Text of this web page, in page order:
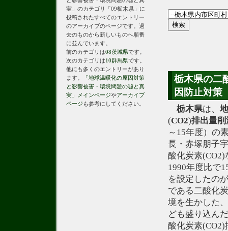
栃木県の二
因防止対策
栃木県は、
(CO2)排出量削
～15年度）の
長・赤塚朋子
酸化炭素
1990年度比で
を設定したの
である二酸化
境を生かした
ども盛り込ん
酸化炭素
実」のカテゴリ「09栃木県」に
投稿されたすべてのエントリー
のアーカイブのページです。過
去のものから新しいものへ順番
に並んでいます。
前のカテゴリは08茨城県です。
次のカテゴリは10群馬県です。
他にも多くのエントリーがあり
ます。
「地球温暖化の原因対策
と影響被害・環境問題の嘘と真
実」メインページやアーカイブ
ページ も参考にしてください。